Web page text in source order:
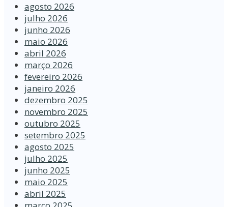
agosto 2026
julho 2026
junho 2026
maio 2026
abril 2026
março 2026
fevereiro 2026
janeiro 2026
dezembro 2025
novembro 2025
outubro 2025
setembro 2025
agosto 2025
julho 2025
junho 2025
maio 2025
abril 2025